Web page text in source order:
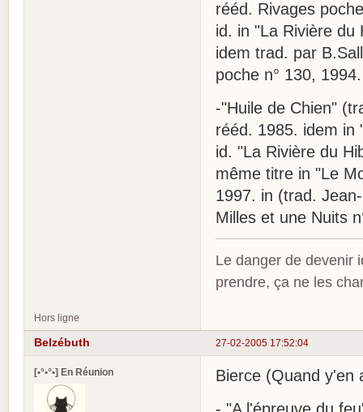
rééd. Rivages
id. in "La Rivière du
idem trad. par
poche n° 130, 1994.
-"Huile de Chien"
rééd. 1985. idem in
id. "La Rivière du
même titre in "Le
1997. in (trad.
Milles et une Nuits
Le danger de devenir
prendre, ça ne les
Hors ligne
27-02-2005 17:52:04
Belzébuth
[•°•°•] En Réunion
Bierce (Quand y'en
- "A l'épreuve du